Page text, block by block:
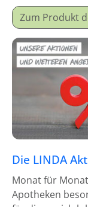
gratis dazu.
Zum Produkt
Die LINDA
Monat für
Apotheken